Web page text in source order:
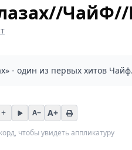
- один из первых хитов
+ A− A+
чтобы увидеть аппликатуру